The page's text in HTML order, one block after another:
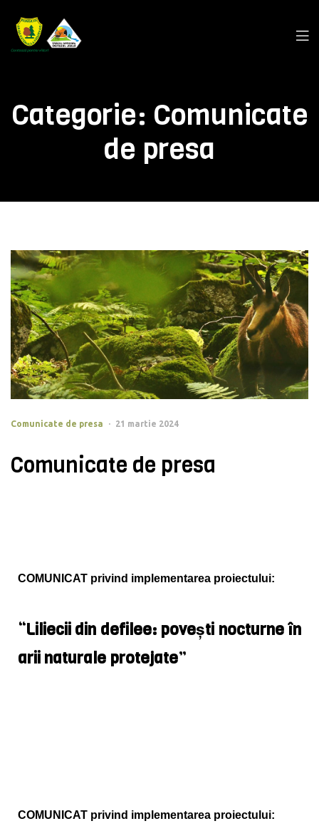
Categorie: Comunicate
de presa
Comunicate de presa 21 martie 2024
Comunicate de presa
COMUNICAT privind implementarea proiectului:
“Liliecii din defilee: povești nocturne în
arii naturale protejate”
COMUNICAT privind implementarea proiectului: